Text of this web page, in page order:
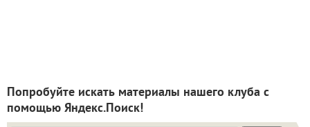
Попробуйте искать материалы нашего клуба с
помощью Яндекс.Поиск!